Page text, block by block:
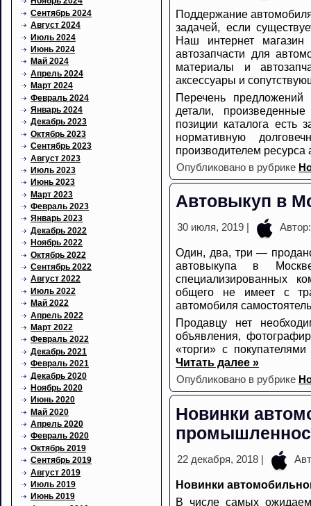
Сентябрь 2024
Август 2024
Июль 2024
Июнь 2024
Май 2024
Апрель 2024
Март 2024
Февраль 2024
Январь 2024
Декабрь 2023
Октябрь 2023
Сентябрь 2023
Август 2023
Июль 2023
Июнь 2023
Март 2023
Февраль 2023
Январь 2023
Декабрь 2022
Ноябрь 2022
Октябрь 2022
Сентябрь 2022
Август 2022
Июль 2022
Май 2022
Апрель 2022
Март 2022
Февраль 2022
Декабрь 2021
Февраль 2021
Декабрь 2020
Ноябрь 2020
Июнь 2020
Май 2020
Апрель 2020
Февраль 2020
Октябрь 2019
Сентябрь 2019
Август 2019
Июль 2019
Июнь 2019
Поддержание
задачей, если
Наш интернет магазин
автозапчасти для
материалы и
аксессуары и
Перечень предложений
детали,
позиции каталога есть
нормативную
производителем
Опубликовано в рубрике
Автовыкуп в
30 июля, 2019 |
Один, два, три —
автовыкупа в
специализированных
общего не имеет с
автомобиля
Продавцу нет
объявления,
«торги» с
Читать далее »
Опубликовано в рубрике
Новинки
22 декабря, 2018 |
Новинки
В числе самых